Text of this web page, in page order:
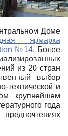
Доме
ярмарка
№14. Более
из 20 стран
выбор
технической и
крупнейшем
года